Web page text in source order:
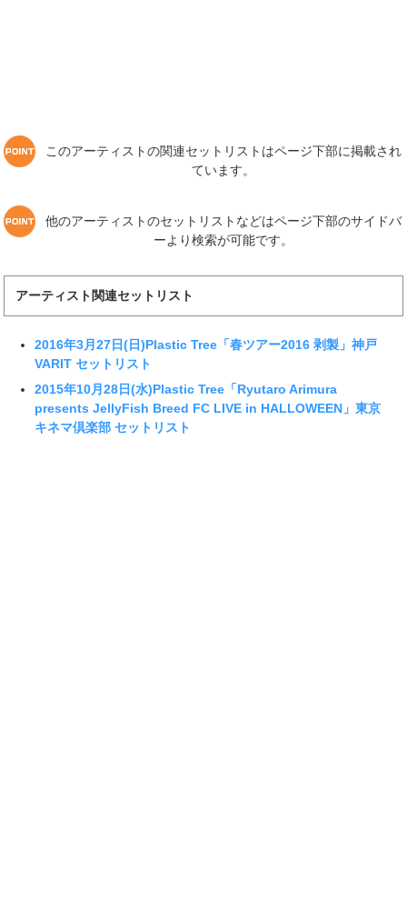
このアーティストの関連セットリストはページ下部に掲載され
ています。
他のアーティストのセットリストなどはページ下部のサイドバ
ーより検索が可能です。
アーティスト関連セットリスト
2016年3月27日(日)Plastic Tree「春ツアー2016 剥製」神戸
VARIT セットリスト
2015年10月28日(水)Plastic Tree「Ryutaro Arimura
presents JellyFish Breed FC LIVE in HALLOWEEN」東京
キネマ倶楽部 セットリスト